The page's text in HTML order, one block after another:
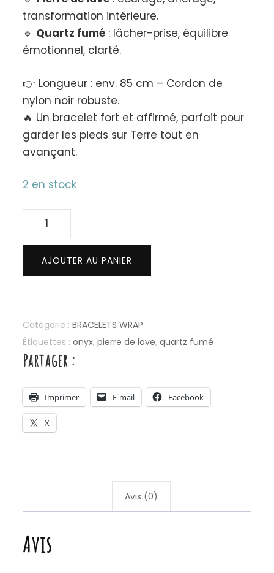
transformation intérieure.
🔹 Quartz fumé : lâcher-prise, équilibre
émotionnel, clarté.
👉 Longueur : env. 85 cm – Cordon de
nylon noir robuste.
🔥 Un bracelet fort et affirmé, parfait pour
garder les pieds sur Terre tout en
avançant.
2 en stock
quantité
Bohème
&
Pierre
de
Lave
AJOUTER AU PANIER
Catégorie :BRACELETS WRAP
Étiquettes :onyx,pierre de lave,quartz fumé
Partager :
Imprimer E-mail Facebook
X
Avis (0)
Avis